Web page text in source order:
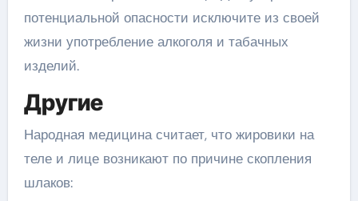
потенциальной опасности исключите из своей
жизни употребление алкоголя и табачных
изделий.
Другие
Народная медицина считает, что жировики на
теле и лице возникают по причине скопления
шлаков: